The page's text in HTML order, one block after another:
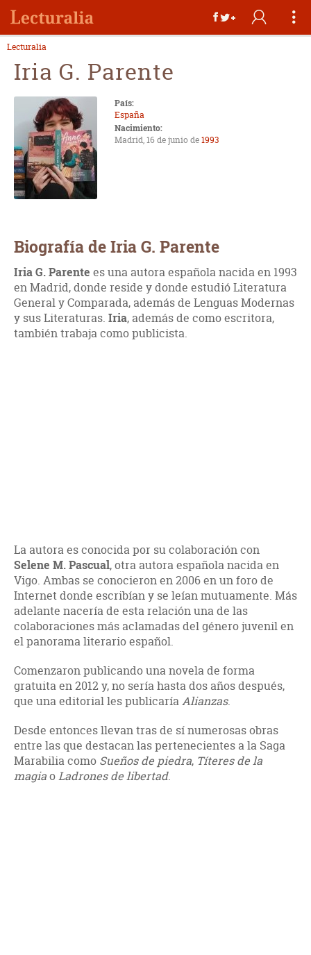
Lecturalia
Iria G. Parente
País:
España
Nacimiento:
Madrid, 16 de junio de1993
Biografía de Iria G. Parente
Iria G. Parente es una autora española nacida en 1993
en Madrid, donde reside y donde estudió Literatura
General y Comparada, además de Lenguas Modernas
y sus Literaturas. Iria, además de como escritora,
también trabaja como publicista.
La autora es conocida por su colaboración con
Selene M. Pascual, otra autora española nacida en
Vigo. Ambas se conocieron en 2006 en un foro de
Internet donde escribían y se leían mutuamente. Más
adelante nacería de esta relación una de las
colaboraciones más aclamadas del género juvenil en
el panorama literario español.
Comenzaron publicando una novela de forma
gratuita en 2012 y, no sería hasta dos años después,
que una editorial les publicaríaAlianzas.
Desde entonces llevan tras de sí numerosas obras
entre las que destacan las pertenecientes a la Saga
Marabilia como Sueños de piedra, Títeres de la
magiaoLadrones de libertad.